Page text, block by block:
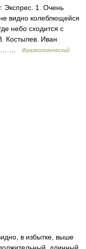
Экспрес. 1. Очень
видно колеблющейся
небо сходится с
Костылев. Иван
…
Фразеологический
в избытке, выше